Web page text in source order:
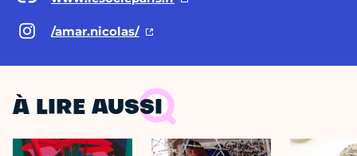
/amar.nicolas/
À LIRE AUSSI